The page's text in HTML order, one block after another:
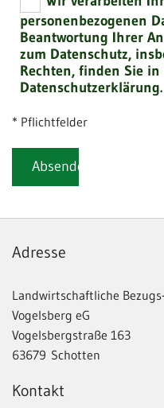
personenbezogenen
Beantwortung Ihrer
zum Datenschutz,
Rechten, finden Sie
* Pflichtfelder
Adresse
Landwirtschaftliche
Vogelsberg eG
Vogelsbergstraße 163
63679 Schotten
Kontakt